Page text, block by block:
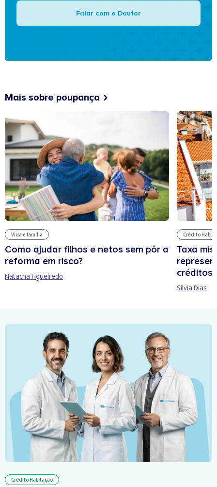
Falar com o Doutor
Mais sobre poupança
Vida e família
Como ajudar filhos e netos sem pôr a
reforma em risco?
Natacha Figueiredo
Crédito
Taxa
créditos
Sílvia Dias
Crédito Habitação